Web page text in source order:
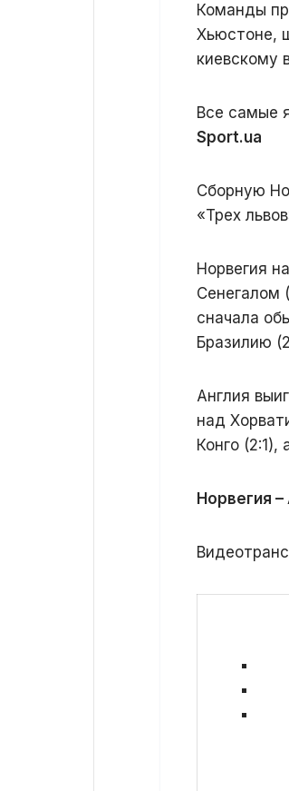
Команды
Хьюстоне,
киевскому
Все самые
Sport.ua
Сборную
«Трех
Норвегия
Сенегалом
сначала
Бразилию
Англия
над
Конго
Норвегия